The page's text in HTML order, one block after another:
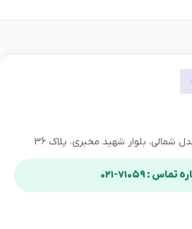
شمالی، بلوار شهید مخبری، پلاک ۳۶
تماس : ۷۱۰۵۹-۰۲۱